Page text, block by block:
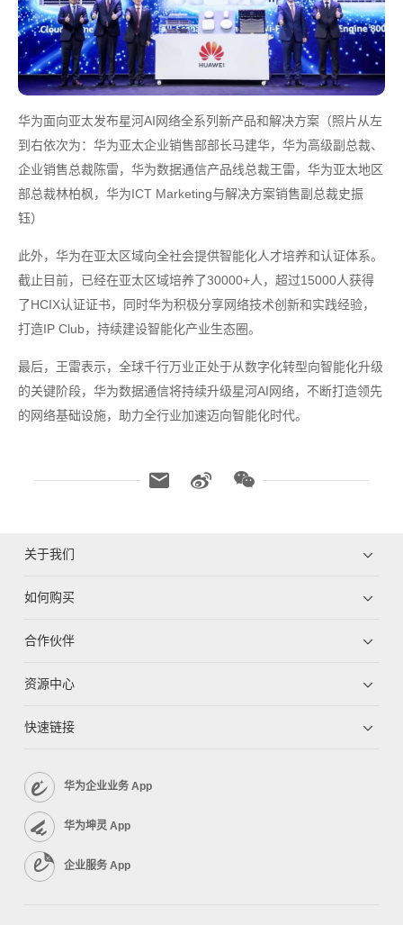
华为面向亚太发布星河AI网络全系列新产品和解决方案（照片从左
到右依次为：华为亚太企业销售部部长马建华，华为高级副总裁、
企业销售总裁陈雷，华为数据通信产品线总裁王雷，华为亚太地区
部总裁林柏枫，华为ICT Marketing与解决方案销售副总裁史振
钰）
此外，华为在亚太区域向全社会提供智能化人才培养和认证体系。
截止目前，已经在亚太区域培养了30000+人，超过15000人获得
了HCIX认证证书，同时华为积极分享网络技术创新和实践经验，
打造IP Club，持续建设智能化产业生态圈。
最后，王雷表示，全球千行万业正处于从数字化转型向智能化升级
的关键阶段，华为数据通信将持续升级星河AI网络，不断打造领先
的网络基础设施，助力全行业加速迈向智能化时代。
关于我们
如何购买
合作伙伴
资源中心
快速链接
华为企业业务 App
华为坤灵 App
企业服务 App